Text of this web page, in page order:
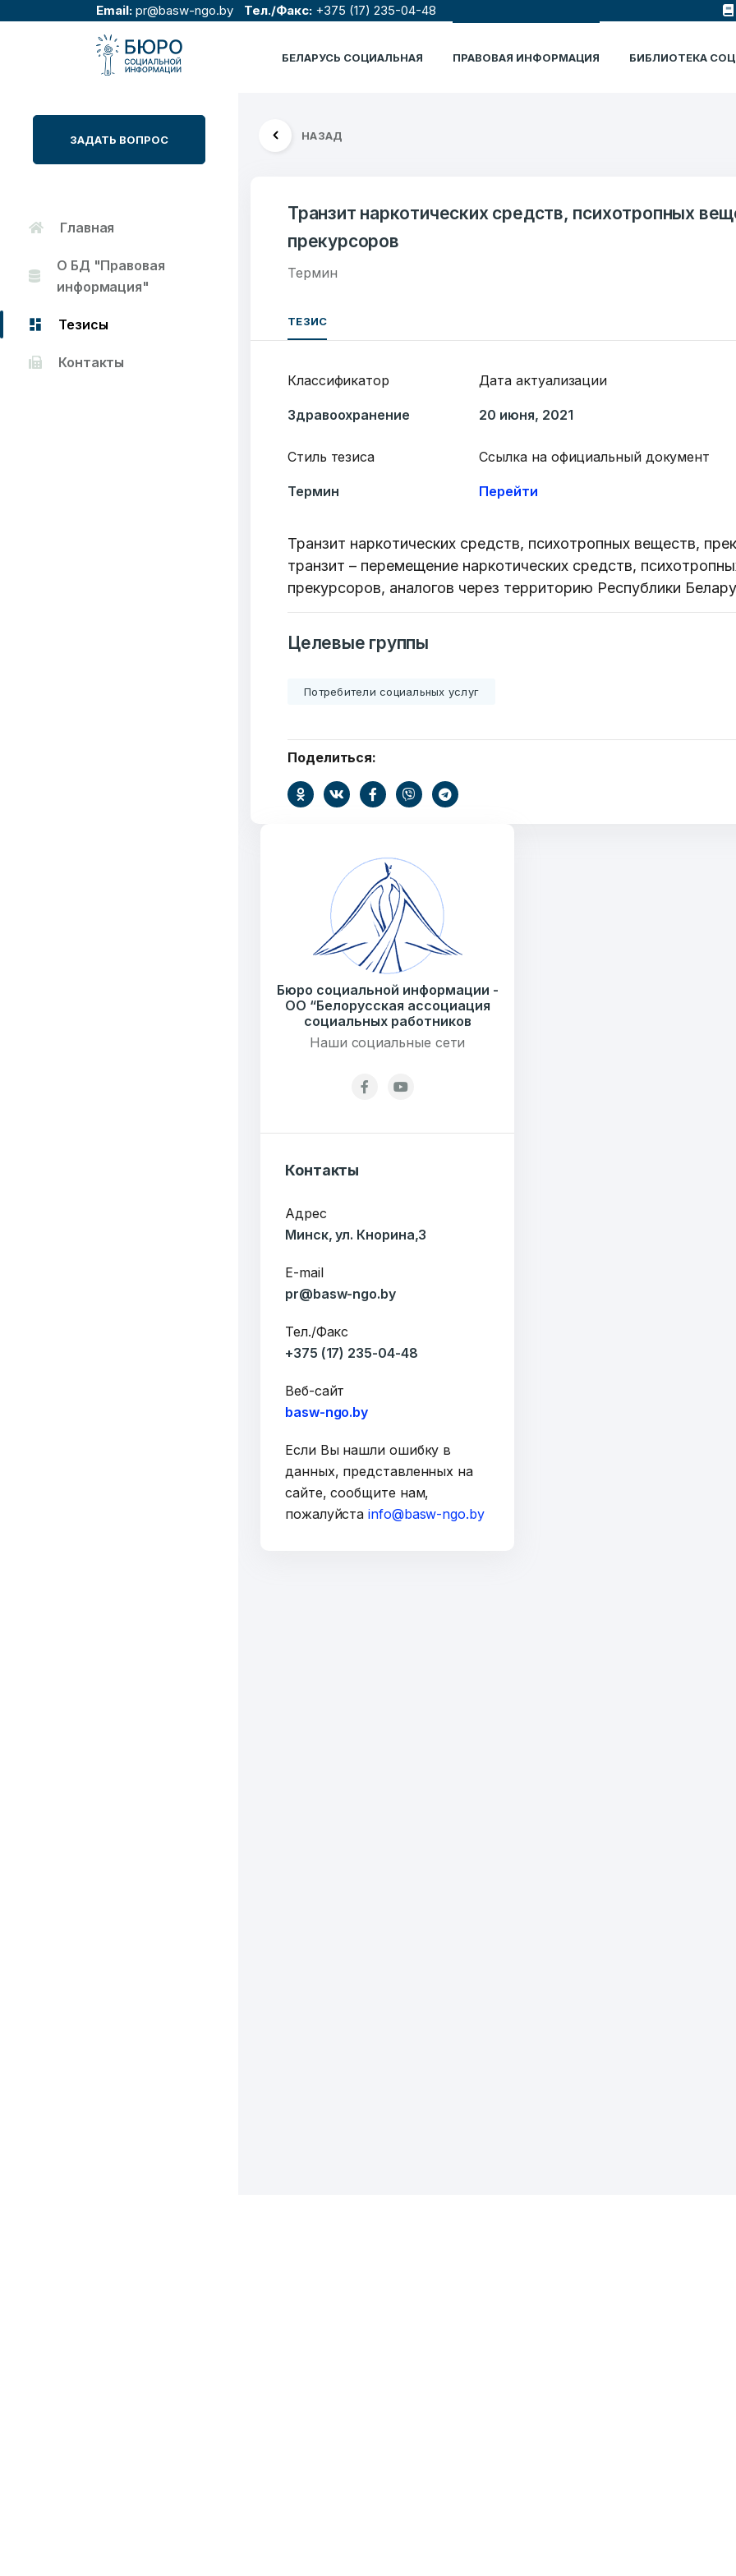
Email: pr@basw-ngo.by Тел./Факс: +375 (17) 235-04-48
БЕЛАРУСЬ СОЦИАЛЬНАЯ ПРАВОВАЯ ИНФОРМАЦИЯ БИБЛИОТЕКА
пожаловать
Бюро социальной информации
pr@basw-ngo.by
Тел./Факс:+375 (17) 235-04-48
Подпишитесь:
Организаций
3062 12
ЗАДАТЬ ВОПРОС
Главная
О БД "Правовая
информация"
Тезисы
Контакты
НАЗАД
Транзит наркотических средств, психотропных
прекурсоров
Термин
ТЕЗИС
Классификатор
Здравоохранение
Стиль тезиса
Термин
Дата актуализации
20 июня, 2021
Ссылка на официальный документ
Перейти
Транзит наркотических средств, психотропных веществ,
транзит – перемещение наркотических средств,
прекурсоров, аналогов через территорию Республики
Целевые группы
Потребители социальных услуг
Поделиться:
Бюро социальной информации -
ОО “Белорусская ассоциация
социальных работников
Наши социальные сети
Контакты
Адрес
Минск, ул. Кнорина,3
E-mail
pr@basw-ngo.by
Тел./Факс
+375 (17) 235-04-48
Веб-сайт
basw-ngo.by
Если Вы нашли ошибку в
данных, представленных на
сайте, сообщите нам,
пожалуйстаinfo@basw-ngo.by